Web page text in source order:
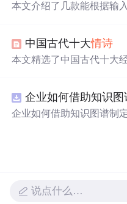
本文介绍了几款能根据输
定制诗歌。
中国古代十大情诗
本文精选了中国古代十大
企业如何借助知识图谱制
说点什么…